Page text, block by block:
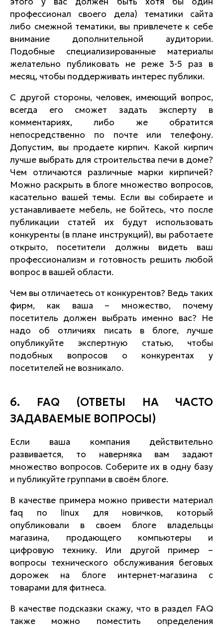
профессионал своего дела) тематики сайта
либо смежной тематики, вы привлечете к себе
внимание дополнительной аудитории.
Подобные специализированные материалы
желательно публиковать не реже 3-5 раз в
месяц, чтобы поддерживать интерес публики.
С другой стороны, человек, имеющий вопрос,
всегда его сможет задать эксперту в
комментариях, либо же обратится
непосредственно по почте или телефону.
Допустим, вы продаете кирпич. Какой кирпич
лучше выбрать для строительства печи в доме?
Чем отличаются различные марки кирпичей?
Можно раскрыть в блоге множество вопросов,
касательно вашей темы. Если вы собираете и
устанавливаете мебель, не бойтесь, что после
публикации статей их будут использовать
конкуренты (в плане инструкций), вы работаете
открыто, посетители должны видеть ваш
профессионализм и готовность решить любой
вопрос в вашей области.
Чем вы отличаетесь от конкурентов? Ведь таких
фирм, как ваша – множество, почему
посетитель должен выбрать именно вас? Не
надо об отличиях писать в блоге, лучше
опубликуйте экспертную статью, чтобы
подобных вопросов о конкурентах у
посетителей не возникало.
6. FAQ (ОТВЕТЫ НА ЧАСТО
ЗАДАВАЕМЫЕ ВОПРОСЫ)
Если ваша компания действительно
развивается, то наверняка вам задают
множество вопросов. Соберите их в одну базу
и публикуйте группами в своём блоге.
В качестве примера можно привести материал
faq по linux для новичков, который
опубликовали в своем блоге владельцы
магазина, продающего компьютеры и
цифровую технику. Или другой пример –
вопросы технического обслуживания беговых
дорожек на блоге интернет-магазина с
товарами для фитнеса.
В качестве подсказки скажу, что в раздел FAQ
также можно поместить определения